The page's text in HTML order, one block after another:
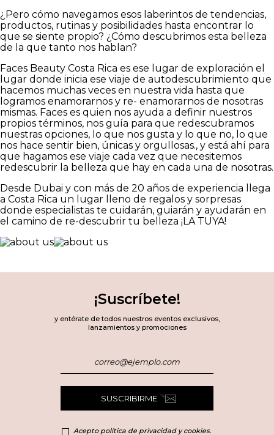
¿Pero cómo navegamos esos laberintos de tendencias,
productos, rutinas y posibilidades hasta encontrar lo
que se siente propio? ¿Cómo descubrimos esta belleza
de la que tanto nos hablan?
Faces Beauty Costa Rica es ese lugar de exploración el
lugar donde inicia ese viaje de autodescubrimiento que
hacemos muchas veces en nuestra vida hasta que
logramos enamorarnos y re- enamorarnos de nosotras
mismas. Faces es quien nos ayuda a definir nuestros
propios términos, nos guía para que redescubramos
nuestras opciones, lo que nos gusta y lo que no, lo que
nos hace sentir bien, únicas y orgullosas., y está ahí para
que hagamos ese viaje cada vez que necesitemos
redescubrir la belleza que hay en cada una de nosotras.
Desde Dubai y con más de 20 años de experiencia llega
a Costa Rica un lugar lleno de regalos y sorpresas
donde especialistas te cuidarán, guiarán y ayudarán en
el camino de re-descubrir tu belleza ¡LA TUYA!
¡Suscríbete!
y entérate de todos nuestros eventos exclusivos,
lanzamientos y promociones
SUSCRIBIRME
Acepto política de privacidad y cookies.